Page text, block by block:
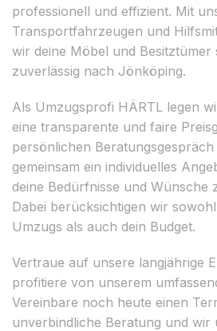
professionell und effizient. Mit
Transportfahrzeugen und
wir deine Möbel und Besitztümer
zuverlässig nach Jönköping.
Als Umzugsprofi HÄRTL legen
eine transparente und faire
persönlichen
gemeinsam ein individuelles
deine Bedürfnisse und Wünsche
Dabei berücksichtigen wir
Umzugs als auch dein Budget.
Vertraue auf unsere langjährige
profitiere von unserem
Vereinbare noch heute einen
unverbindliche Beratung und wir